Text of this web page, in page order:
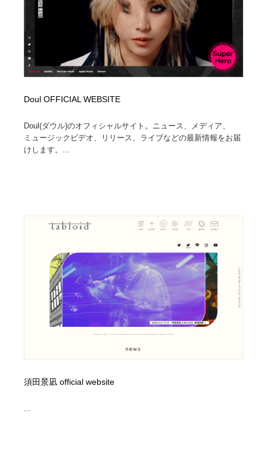
Doul OFFICIAL WEBSITE
Doul(ダウル)のオフィシャルサイト。ニュース、メディア、
ミュージックビデオ、リリース、ライブなどの最新情報をお届
けします。...
須田景凪 official website
...